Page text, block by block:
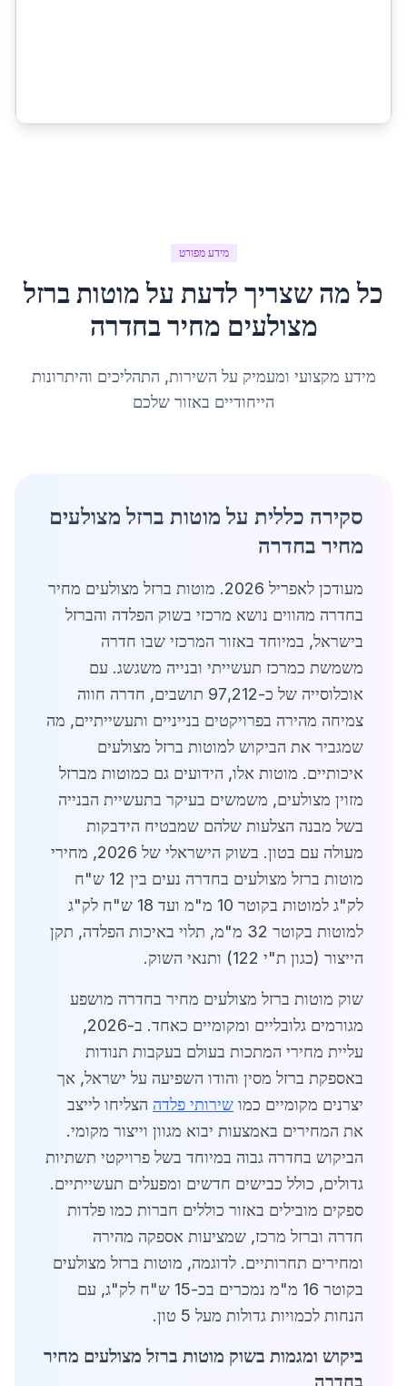
מידע מפורט
כל מה שצריך לדעת עלמוטות ברזל
מצולעים מחירבחדרה
מידע מקצועי ומעמיק על השירות, התהליכים והיתרונות
הייחודיים באזור שלכם
סקירה כללית על מוטות ברזל מצולעים
מחיר בחדרה
מעודכן לאפריל 2026. מוטות ברזל מצולעים מחיר
בחדרה מהווים נושא מרכזי בשוק הפלדה והברזל
בישראל, במיוחד באזור המרכזי שבו חדרה
משמשת כמרכז תעשייתי ובנייה משגשג. עם
אוכלוסייה של כ-97,212 תושבים, חדרה חווה
צמיחה מהירה בפרויקטים בנייניים ותעשייתיים, מה
שמגביר את הביקוש למוטות ברזל מצולעים
איכותיים. מוטות אלו, הידועים גם כמוטות מברזל
מזוין מצולעים, משמשים בעיקר בתעשיית הבנייה
בשל מבנה הצלעות שלהם שמבטיח הידבקות
מעולה עם בטון. בשוק הישראלי של 2026, מחירי
מוטות ברזל מצולעים בחדרה נעים בין 12 ש"ח
לק"ג למוטות בקוטר 10 מ"מ ועד 18 ש"ח לק"ג
למוטות בקוטר 32 מ"מ, תלוי באיכות הפלדה, תקן
הייצור (כגון ת"י 122) ותנאי השוק.
שוק מוטות ברזל מצולעים מחיר בחדרה מושפע
מגורמים גלובליים ומקומיים כאחד. ב-2026,
עליית מחירי המתכות בעולם בעקבות תנודות
באספקת ברזל מסין והודו השפיעה על ישראל, אך
יצרנים מקומיים כמו שירותי פלדה הצליחו לייצב
את המחירים באמצעות יבוא מגוון וייצור מקומי.
הביקוש בחדרה גבוה במיוחד בשל פרויקטי תשתיות
גדולים, כולל כבישים חדשים ומפעלים תעשייתיים.
ספקים מובילים באזור כוללים חברות כמו פלדות
חדרה וברזל מרכז, שמציעות אספקה מהירה
ומחירים תחרותיים. לדוגמה, מוטות ברזל מצולעים
בקוטר 16 מ"מ נמכרים בכ-15 ש"ח לק"ג, עם
הנחות לכמויות גדולות מעל 5 טון.
ביקוש ומגמות בשוק מוטות ברזל מצולעים מחיר
בחדרה